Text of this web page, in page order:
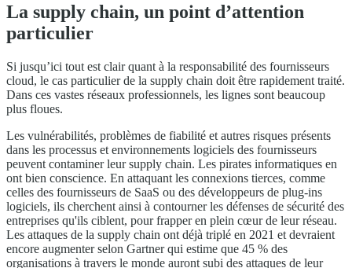
La supply chain, un point d’attention
particulier
Si jusqu’ici tout est clair quant à la responsabilité des fournisseurs
cloud, le cas particulier de la supply chain doit être rapidement traité.
Dans ces vastes réseaux professionnels, les lignes sont beaucoup
plus floues.
Les vulnérabilités, problèmes de fiabilité et autres risques présents
dans les processus et environnements logiciels des fournisseurs
peuvent contaminer leur supply chain. Les pirates informatiques en
ont bien conscience. En attaquant les connexions tierces, comme
celles des fournisseurs de SaaS ou des développeurs de plug-ins
logiciels, ils cherchent ainsi à contourner les défenses de sécurité des
entreprises qu'ils ciblent, pour frapper en plein cœur de leur réseau.
Les attaques de la supply chain ont déjà triplé en 2021 et devraient
encore augmenter selon Gartner qui estime que 45 % des
organisations à travers le monde auront subi des attaques de leur